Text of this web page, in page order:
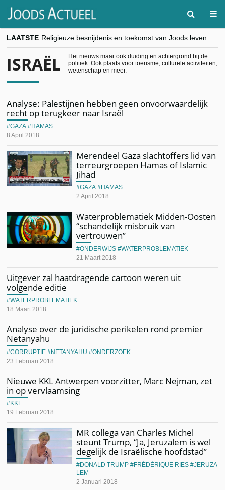
LAATSTE
“Besnijdenisdebat toont hoe moeilijk seculiere Westen minderheden begrijpt”, Jinnih Beels (Vooruit)
“Vandaag zit elke Jood in België op de beklaagdenbank”
ISRAËL
Het nieuws maar ook duiding en achtergrond bij de
politiek. Ook plaats voor toerisme, culturele activiteiten,
wetenschap en meer.
Analyse: Palestijnen hebben geen onvoorwaardelijk
recht op terugkeer naar Israël
8 April 2018
GAZA HAMAS
Merendeel Gaza slachtoffers lid van
terreurgroepen Hamas of Islamic
Jihad
2 April 2018
GAZA HAMAS
Waterproblematiek Midden-Oosten
“schandelijk misbruik van
vertrouwen”
21 Maart 2018
ONDERWIJS WATERPROBLEMATIEK
Uitgever zal haatdragende cartoon weren uit
volgende editie
18 Maart 2018
WATERPROBLEMATIEK
Analyse over de juridische perikelen rond premier
Netanyahu
23 Februari 2018
CORRUPTIE NETANYAHU ONDERZOEK
Nieuwe KKL Antwerpen voorzitter, Marc Nejman, zet
in op vervlaamsing
19 Februari 2018
KKL
MR collega van Charles Michel
steunt Trump, “Ja, Jeruzalem is wel
degelijk de Israëlische hoofdstad”
2 Januari 2018
DONALD TRUMP FRÉDÉRIQUE RIES
JERUZA
LEM